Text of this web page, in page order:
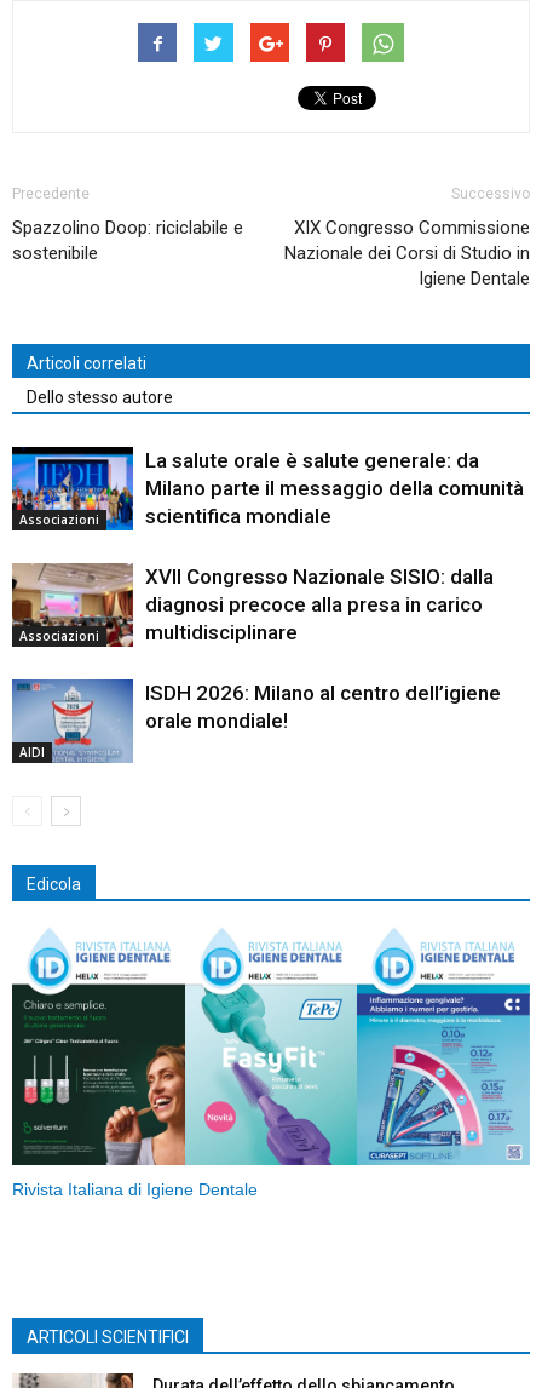
Precedente
Spazzolino Doop: riciclabile e
sostenibile
Successivo
XIX Congresso Commissione
Nazionale dei Corsi di Studio in
Igiene Dentale
Articoli correlati
Dello stesso autore
Associazioni
La salute orale è salute generale: da
Milano parte il messaggio della comunità
scientifica mondiale
Associazioni
XVII Congresso Nazionale SISIO: dalla
diagnosi precoce alla presa in carico
multidisciplinare
AIDI
ISDH 2026: Milano al centro dell’igiene
orale mondiale!
Edicola
Rivista Italiana di Igiene Dentale
ARTICOLI SCIENTIFICI